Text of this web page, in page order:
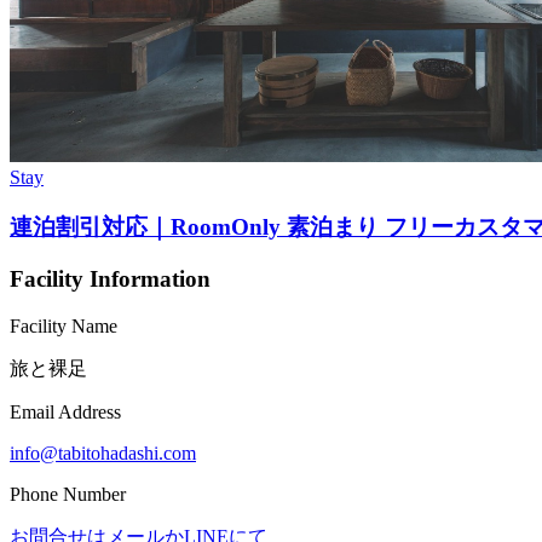
Stay
連泊割引対応｜RoomOnly 素泊まり フリーカスタ
Facility Information
Facility Name
旅と裸足
Email Address
info@tabitohadashi.com
Phone Number
お問合せはメールかLINEにて